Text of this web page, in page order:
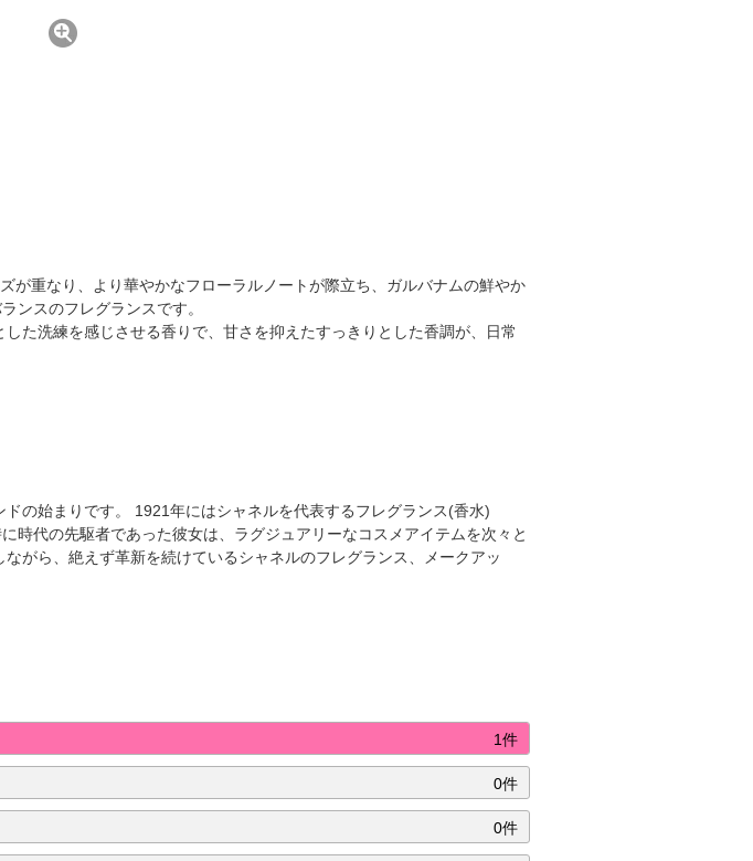
が重なり、より華やかなフローラルノートが際立ち、ガルバナムの鮮やか
ンスのフレグランスです。
た洗練を感じさせる香りで、甘さを抑えたすっきりとした香調が、日常
の始まりです。 1921年にはシャネルを代表するフレグランス(香水)
時代の先駆者であった彼女は、ラグジュアリーなコスメアイテムを次々と
がら、絶えず革新を続けているシャネルのフレグランス、メークアッ
1件
0件
0件